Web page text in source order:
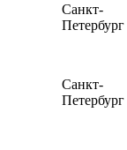
Санкт-
Петербург
Санкт-
Петербург